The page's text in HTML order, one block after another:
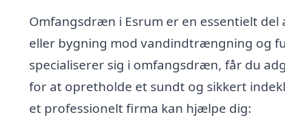
Omfangsdræn i Esrum er en essentielt
eller bygning mod vandindtrængning og
specialiserer sig i omfangsdræn, får du
for at opretholde et sundt og sikkert
et professionelt firma kan hjælpe dig: